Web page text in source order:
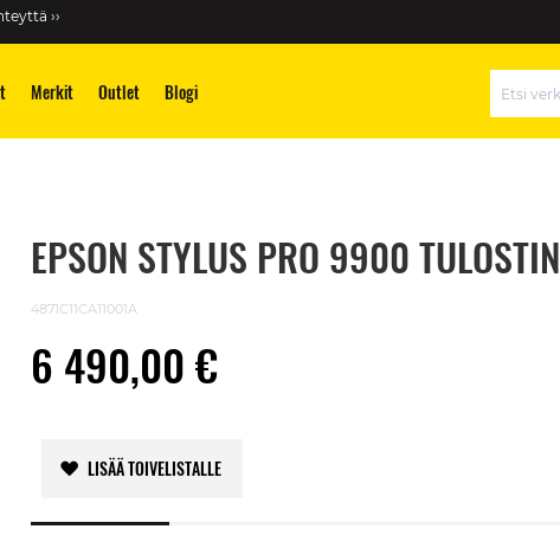
››
Merkit Outlet Blogi
EPSON STYLUS PRO 9900 TULOSTIN
4871C11CA11001A
6 490,00 €
LISÄÄ TOIVELISTALLE